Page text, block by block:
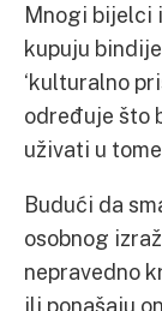
Mnogi bijelci
kupuju
‘kulturalno
određuje što
uživati u
Budući da
osobnog
nepravedno
ili ponašaju